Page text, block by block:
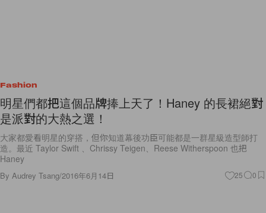
Fashion
明星們都把這個品牌捧上天了！Haney 的長裙絕對
是派對的大熱之選！
大家都愛看明星的穿搭，但你知道幕後功臣可能都是一群星級造型師打
造。最近 Taylor Swift 、Chrissy Teigen、Reese Witherspoon 也把
Haney
By Audrey Tsang/2016年6月14日 25 0